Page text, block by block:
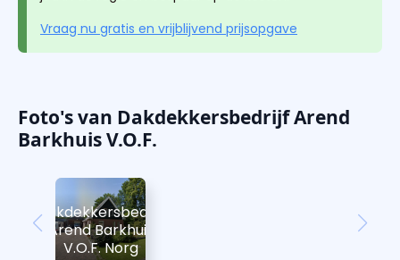
Vraag nu gratis en vrijblijvend prijsopgave
Foto's van Dakdekkersbedrijf Arend
Barkhuis V.O.F.
Dakdekkersbedrijf
Arend Barkhuis
V.O.F. Norg